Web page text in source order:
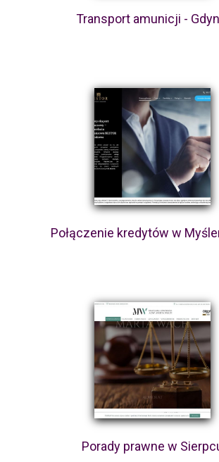
Transport amunicji -
Połączenie kredytów w
Porady prawne w